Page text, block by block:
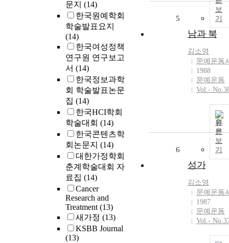
문지 (14)
한국원예학회
학술발표요지
(14)
한국여성정책
연구원 연구보고
서 (14)
한국정보과학
회 학술발표논문
집 (14)
한국HCI학회
학술대회 (14)
한국콘텐츠학
회논문지 (14)
대한가정학회
춘계학술대회 자
료집 (14)
Cancer
Research and
Treatment(13)
새가정 (13)
KSBB Journal
(13)
보
기
5
남과 북
김소영
문예운동
1988
문예운동
Vol.-
원
문
보
기
6
성가
김소영
문예운동
1987
문예운동
Vol.-